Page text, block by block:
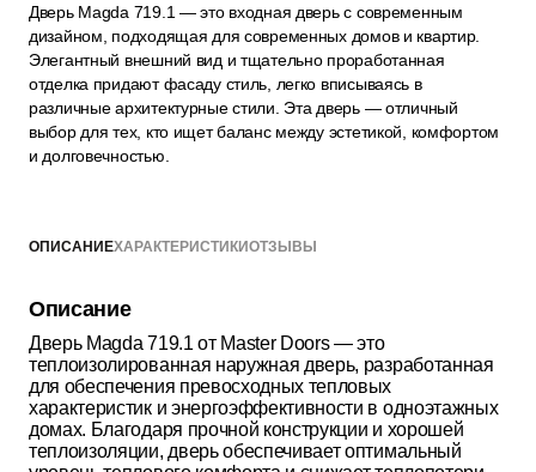
Дверь Magda 719.1 — это входная дверь с современным
дизайном, подходящая для современных домов и квартир.
Элегантный внешний вид и тщательно проработанная
отделка придают фасаду стиль, легко вписываясь в
различные архитектурные стили. Эта дверь — отличный
выбор для тех, кто ищет баланс между эстетикой, комфортом
и долговечностью.
ОПИСАНИЕХАРАКТЕРИСТИКИОТЗЫВЫ
Описание
Дверь Magda 719.1 от Master Doors — это
теплоизолированная наружная дверь, разработанная
для обеспечения превосходных тепловых
характеристик и энергоэффективности в одноэтажных
домах. Благодаря прочной конструкции и хорошей
теплоизоляции, дверь обеспечивает оптимальный